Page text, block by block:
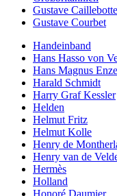
Gustave Caillebotte
Gustave Courbet
Handeinband
Hans Hasso von
Hans Magnus
Harald Schmidt
Harry Graf Kessler
Helden
Helmut Fritz
Helmut Kolle
Henry de
Henry van de
Hermès
Holland
Honoré Daumier